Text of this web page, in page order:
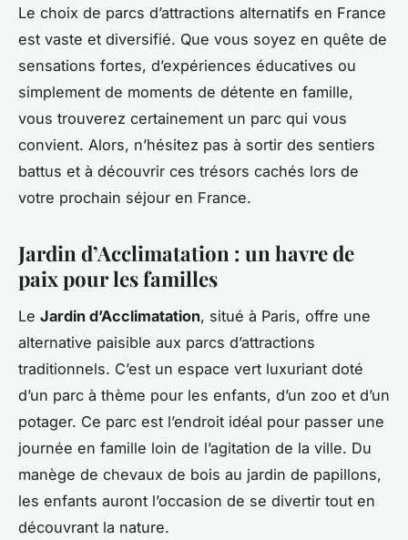
Le choix de parcs d’attractions alternatifs en France
est vaste et diversifié. Que vous soyez en quête de
sensations fortes, d’expériences éducatives ou
simplement de moments de détente en famille,
vous trouverez certainement un parc qui vous
convient. Alors, n’hésitez pas à sortir des sentiers
battus et à découvrir ces trésors cachés lors de
votre prochain séjour en France.
Jardin d’Acclimatation : un havre de
paix pour les familles
Le Jardin d’Acclimatation, situé à Paris, offre une
alternative paisible aux parcs d’attractions
traditionnels. C’est un espace vert luxuriant doté
d’un parc à thème pour les enfants, d’un zoo et d’un
potager. Ce parc est l’endroit idéal pour passer une
journée en famille loin de l’agitation de la ville. Du
manège de chevaux de bois au jardin de papillons,
les enfants auront l’occasion de se divertir tout en
découvrant la nature.